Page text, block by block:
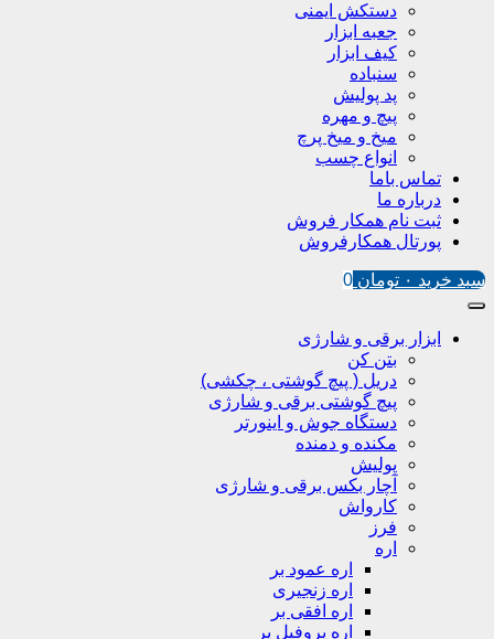
دستکش ایمنی
جعبه ابزار
کیف ابزار
سنباده
پد پولیش
پیچ و مهره
میخ و میخ پرچ
انواع چسب
تماس باما
درباره ما
ثبت نام همکار فروش
پورتال همکارفروش
سبد خرید ۰ تومان 0
ابزار برقی و شارژی
بتن کن
دریل ( پیچ گوشتی ، چکشی)
پیچ گوشتی برقی و شارژی
دستگاه جوش و اینورتر
مکنده و دمنده
پولیش
آچار بکس برقی و شارژی
کارواش
فرز
اره
اره عمود بر
اره زنجیری
اره افقی بر
اره پروفیل پر